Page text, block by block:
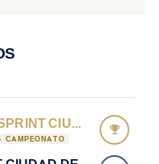
I TRIATLON SUPERSPRINT CIUDAD DE EJEA. CTO. DE ARAGÓN TRIATLÓN SUPERSPRINT
CAMPEONATO